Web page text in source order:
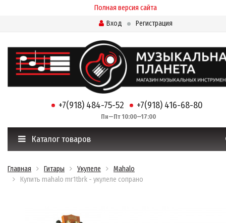
Полная версия сайта
Вход
Регистрация
+7(918) 484-75-52 +7(918) 416-68-80
Пн—Пт 10:00—17:00
Каталог товаров
Главная Гитары Укулеле
Mahalo
Купить mahalo mr1tbrk - укулеле сопрано